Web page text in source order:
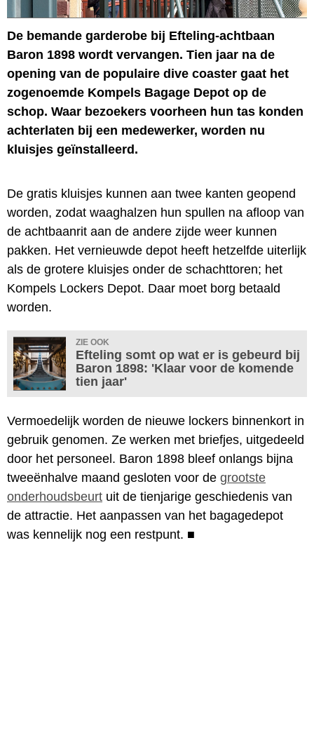
De bemande garderobe bij Efteling-achtbaan
Baron 1898 wordt vervangen. Tien jaar na de
opening van de populaire dive coaster gaat het
zogenoemde Kompels Bagage Depot op de
schop. Waar bezoekers voorheen hun tas konden
achterlaten bij een medewerker, worden nu
kluisjes geïnstalleerd.
De gratis kluisjes kunnen aan twee kanten geopend
worden, zodat waaghalzen hun spullen na afloop van
de achtbaanrit aan de andere zijde weer kunnen
pakken. Het vernieuwde depot heeft hetzelfde uiterlijk
als de grotere kluisjes onder de schachttoren; het
Kompels Lockers Depot. Daar moet borg betaald
worden.
ZIE OOK
Efteling somt op wat er is gebeurd bij
Baron 1898: 'Klaar voor de komende
tien jaar'
Vermoedelijk worden de nieuwe lockers binnenkort in
gebruik genomen. Ze werken met briefjes, uitgedeeld
door het personeel. Baron 1898 bleef onlangs bijna
tweeënhalve maand gesloten voor de grootste
onderhoudsbeurt uit de tienjarige geschiedenis van
de attractie. Het aanpassen van het bagagedepot
was kennelijk nog een restpunt. ■